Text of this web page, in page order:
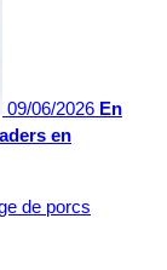
09/06/2026 En
en
de porcs